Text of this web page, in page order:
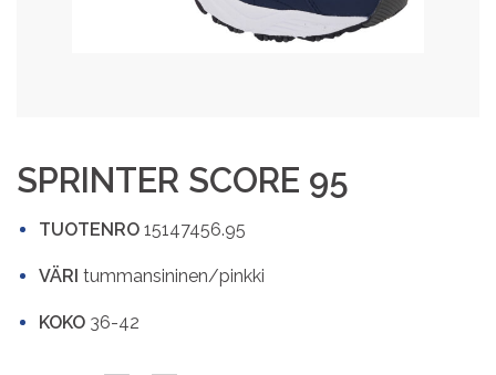
SPRINTER SCORE 95
TUOTENRO 15147456.95
VÄRI tummansininen/pinkki
KOKO 36-42